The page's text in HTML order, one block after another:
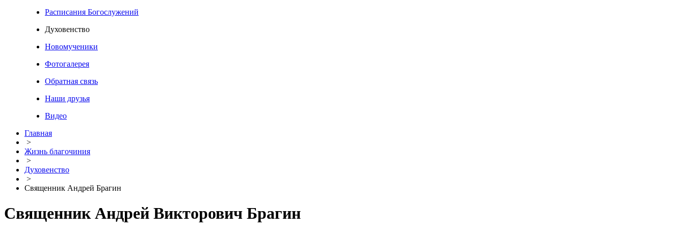
Расписания Богослужений
Духовенство
Новомученики
Фотогалерея
Обратная связь
Наши друзья
Видео
Главная
>
Жизнь благочиния
>
Духовенство
>
Священник Андрей Брагин
Священник Андрей Викторович Брагин